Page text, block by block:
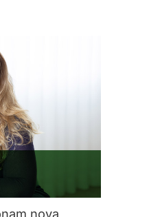
nova